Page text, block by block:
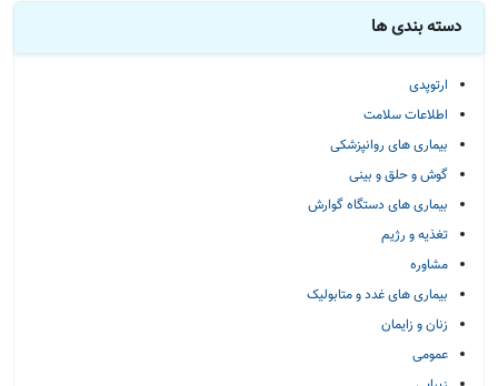
دسته بندی ها
ارتوپدی
اطلاعات سلامت
بیماری های روانپزشکی
گوش و حلق و بینی
بیماری های دستگاه گوارش
تغذیه و رژیم
مشاوره
بیماری های غدد و متابولیک
زنان و زایمان
عمومی